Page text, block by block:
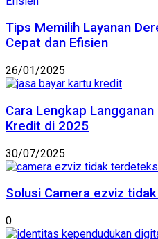
Tips Memilih Layanan
Cepat dan Efisien
26/01/2025
Cara Lengkap
Kredit di 2025
30/07/2025
Solusi Camera ezviz
0